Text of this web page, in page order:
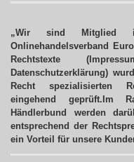
„Wir sind Mitglied
Onlinehandelsverband
Rechtstexte
Datenschutzerklärung)
Recht spezialisierten
eingehend geprüft.Im
Händlerbund werden
entsprechend der
ein Vorteil für unsere